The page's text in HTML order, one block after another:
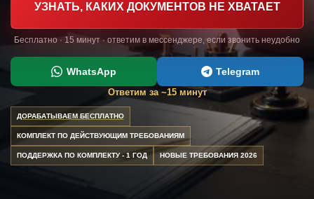
УЗНАТЬ, КАКИХ ДОКУМЕНТОВ НЕ ХВАТАЕТ
Бесплатно · 15 минут · ответим в мессенджере, если звонить неудобно
WhatsApp Telegram
Ответим за ~15 минут
ДОРАБАТЫВАЕМ БЕСПЛАТНО
КОМПЛЕКТ ПО ДЕЙСТВУЮЩИМ ТРЕБОВАНИЯМ
ПОДДЕРЖКА ПО КОМПЛЕКТУ - 1 ГОД НОВЫЕ ТРЕБОВАНИЯ 2026